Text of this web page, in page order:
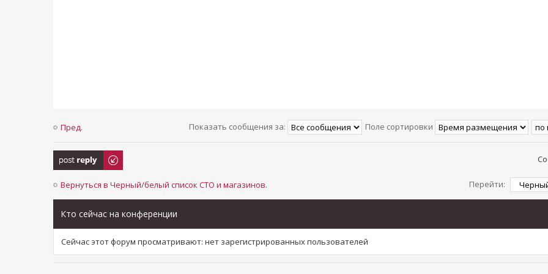
Пред. Показать сообщения за: Поле сортировки
Ответить
Вернуться в Черный/белый список СТО и магазинов. Перейти:
Кто сейчас на конференции
Сейчас этот форум просматривают: нет зарегистрированных пользователей